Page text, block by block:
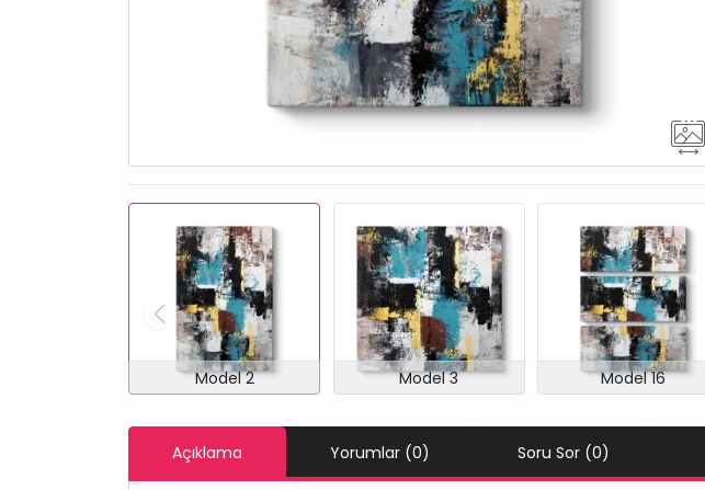
Model 2 Model 3 Model 16
Açıklama Yorumlar (0) Soru Sor (0)